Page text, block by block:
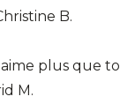
B.
plus que
M.